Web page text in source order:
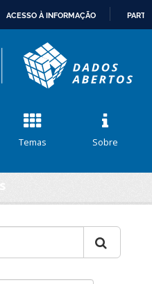
CONTEÚDO
ACESSO À INFORMAÇÃO
Temas Sobre